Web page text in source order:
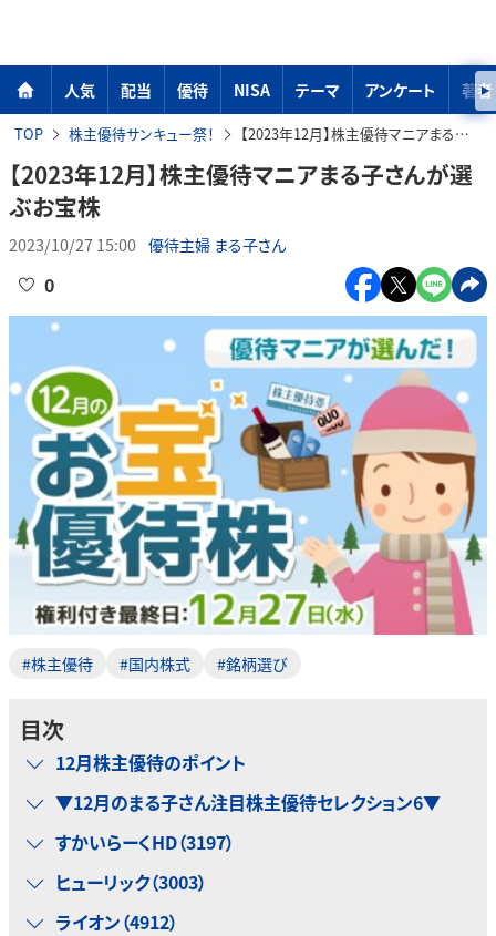
人気 配当 優待 NISA テーマ アンケート 著者
TOP 株主優待サンキュー祭！ 【2023年12月】株主優待マニアまる子さんが選ぶお宝株
【2023年12月】株主優待マニアまる子さんが選
ぶお宝株
2023/10/27 15:00 優待主婦 まる子さん
0
#株主優待 #国内株式 #銘柄選び
目次
12月株主優待のポイント
▼12月のまる子さん注目株主優待セレクション6▼
すかいらーくHD（3197）
ヒューリック（3003）
ライオン（4912）